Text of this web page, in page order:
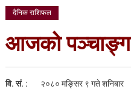
दैनिक राशिफल
आजको पञ्चाङ्ग
वि. सं. : २०८० मङ्सिर ९ गते शनिबार